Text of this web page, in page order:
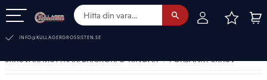
INFO@KULLAGERGROSSISTEN.SE
SKRUVAR. MUTTRAR. BRICKOR. O-RINGAR FÖRSÄNKT SKRUV